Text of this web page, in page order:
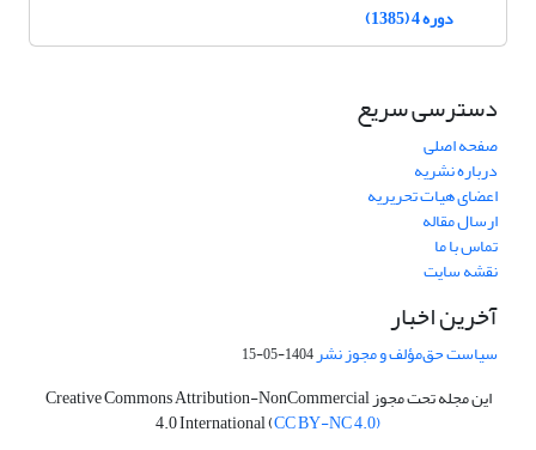
دوره 4 (1385)
دسترسی سریع
صفحه اصلی
درباره نشریه
اعضای هیات تحریریه
ارسال مقاله
تماس با ما
نقشه سایت
آخرین اخبار
سیاست حق‌مؤلف و مجوز نشر1404-05-15
این مجله تحت مجوز Creative Commons Attribution-NonCommercial
4.0 International (CC BY-NC 4.0)